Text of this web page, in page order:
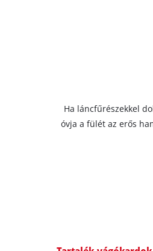
Ha láncfűrészekkel
óvja a fülét az erős